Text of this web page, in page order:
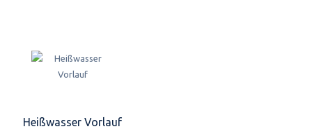
Heißwasser Vorlauf